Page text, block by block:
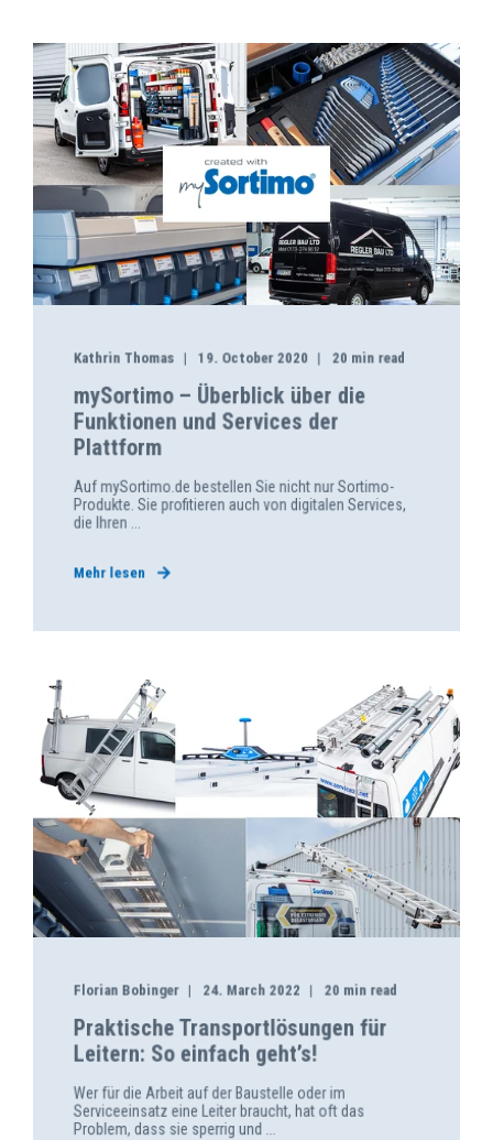
Kathrin Thomas 19. October 2020 20 min read
mySortimo – Überblick über die
Funktionen und Services der
Plattform
Auf mySortimo.de bestellen Sie nicht nur Sortimo-
Produkte. Sie profitieren auch von digitalen Services,
die Ihren ...
Mehr lesen
Florian Bobinger 24. March 2022 20 min read
Praktische Transportlösungen für
Leitern: So einfach geht’s!
Wer für die Arbeit auf der Baustelle oder im
Serviceeinsatz eine Leiter braucht, hat oft das
Problem, dass sie sperrig und ...